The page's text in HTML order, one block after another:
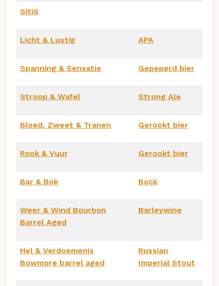
SitiS
Licht & Lustig APA
Spanning & Sensatie Gepeperd bier
Stroop & Wafel Strong Ale
Bloed, Zweet & Tranen Gerookt bier
Rook & Vuur Gerookt bier
Bar & Bok Bock
Weer & Wind Bourbon
Barrel Aged
Barleywine
Hel & Verdoemenis
Bowmore barrel aged
Russian
Imperial Stout